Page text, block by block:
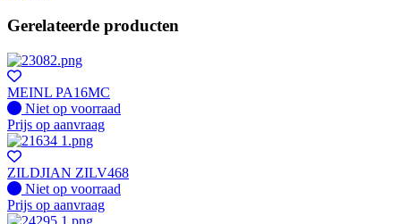
Gerelateerde producten
MEINL PA16MC
Fysiek voorradig
Niet op voorraad
Prijs op aanvraag
ZILDJIAN ZILV468
Fysiek voorradig
Niet op voorraad
Prijs op aanvraag